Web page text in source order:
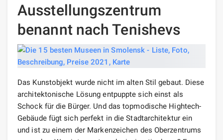
Ausstellungszentrum
benannt nach Tenishevs
Das Kunstobjekt wurde nicht im alten Stil gebaut. Diese
architektonische Lösung entpuppte sich einst als
Schock für die Bürger. Und das topmodische Hightech-
Gebäude fügt sich perfekt in die Stadtarchitektur ein
und ist zu einem der Markenzeichen des Oberzentrums